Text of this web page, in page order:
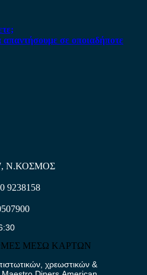
σε οποιαδήποτε
Ν.ΚΟΣΜΟΣ
9238158
ΜΕΣΩ ΚΑΡΤΩΝ
χρεωστικών &